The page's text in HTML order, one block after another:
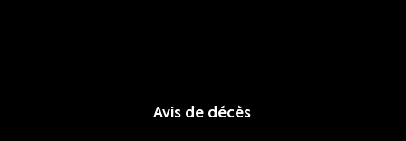
Avis de décès